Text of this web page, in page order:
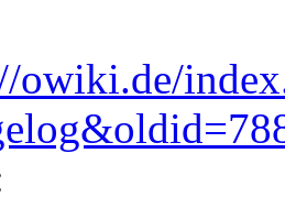
owiki.de/